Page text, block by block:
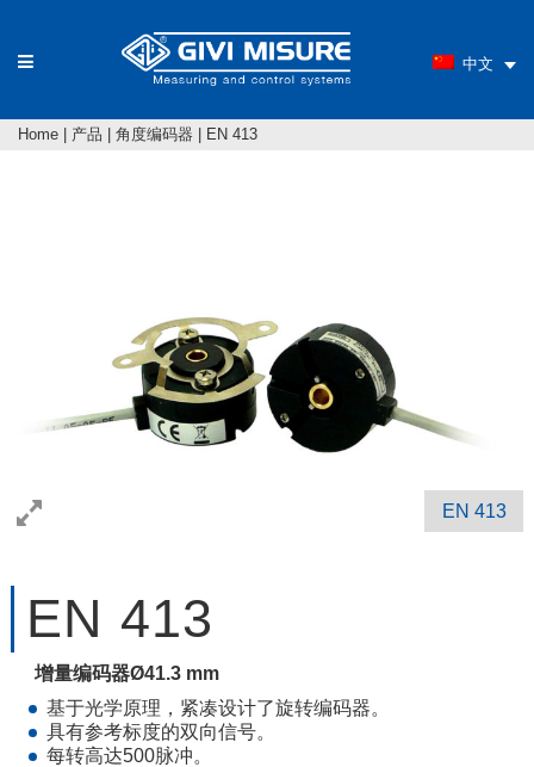
中文
Home 产品 角度编码器 EN 413
EN 413
EN 413
增量编码器Ø41.3 mm
基于光学原理，紧凑设计了旋转编码器。
具有参考标度的双向信号。
每转高达500脉冲。